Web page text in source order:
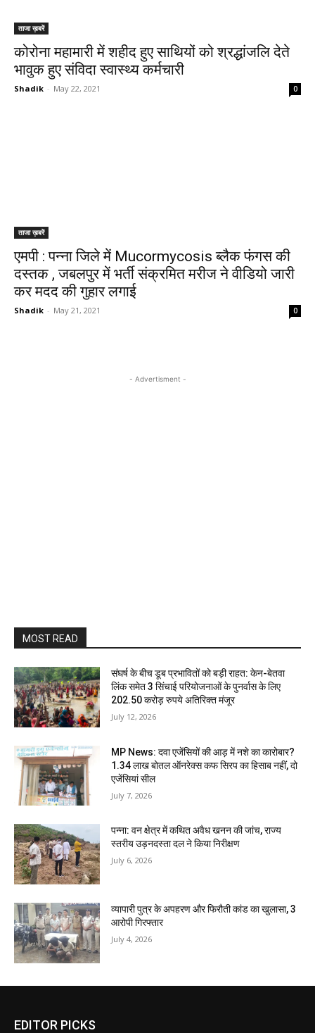
ताजा ख़बरें
कोरोना महामारी में शहीद हुए साथियों को श्रद्धांजलि देते
भावुक हुए संविदा स्‍वास्‍थ्‍य कर्मचारी
Shadik - May 22, 2021 0
ताजा ख़बरें
एमपी : पन्ना जिले में Mucormycosis ब्लैक फंगस की
दस्तक , जबलपुर में भर्ती संक्रमित मरीज ने वीडियो जारी
कर मदद की गुहार लगाई
Shadik - May 21, 2021 0
- Advertisment -
MOST READ
संघर्ष के बीच डूब प्रभावितों को बड़ी राहत: केन-बेतवा
लिंक समेत 3 सिंचाई परियोजनाओं के पुनर्वास के लिए
202.50 करोड़ रुपये अतिरिक्त मंजूर
July 12, 2026
MP News: दवा एजेंसियों की आड़ में नशे का कारोबार?
1.34 लाख बोतल ऑनरेक्स कफ सिरप का हिसाब नहीं, दो
एजेंसियां सील
July 7, 2026
पन्ना: वन क्षेत्र में कथित अवैध खनन की जांच, राज्य
स्तरीय उड़नदस्ता दल ने किया निरीक्षण
July 6, 2026
व्यापारी पुत्र के अपहरण और फिरौती कांड का खुलासा, 3
आरोपी गिरफ्तार
July 4, 2026
EDITOR PICKS